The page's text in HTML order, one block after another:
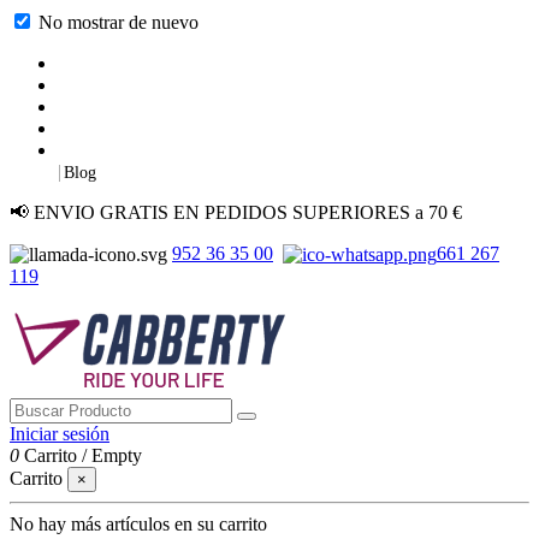
No mostrar de nuevo
|Blog
📢 ENVIO GRATIS EN PEDIDOS SUPERIORES a 70 €
952 36 35 00
661 267
119
Iniciar sesión
0 Carrito /Empty
Carrito
×
No hay más artículos en su carrito